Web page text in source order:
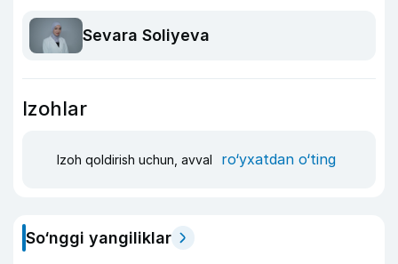
Sevara Soliyeva
Izohlar
Izoh qoldirish uchun, avval ro‘yxatdan o‘ting
So‘nggi yangiliklar